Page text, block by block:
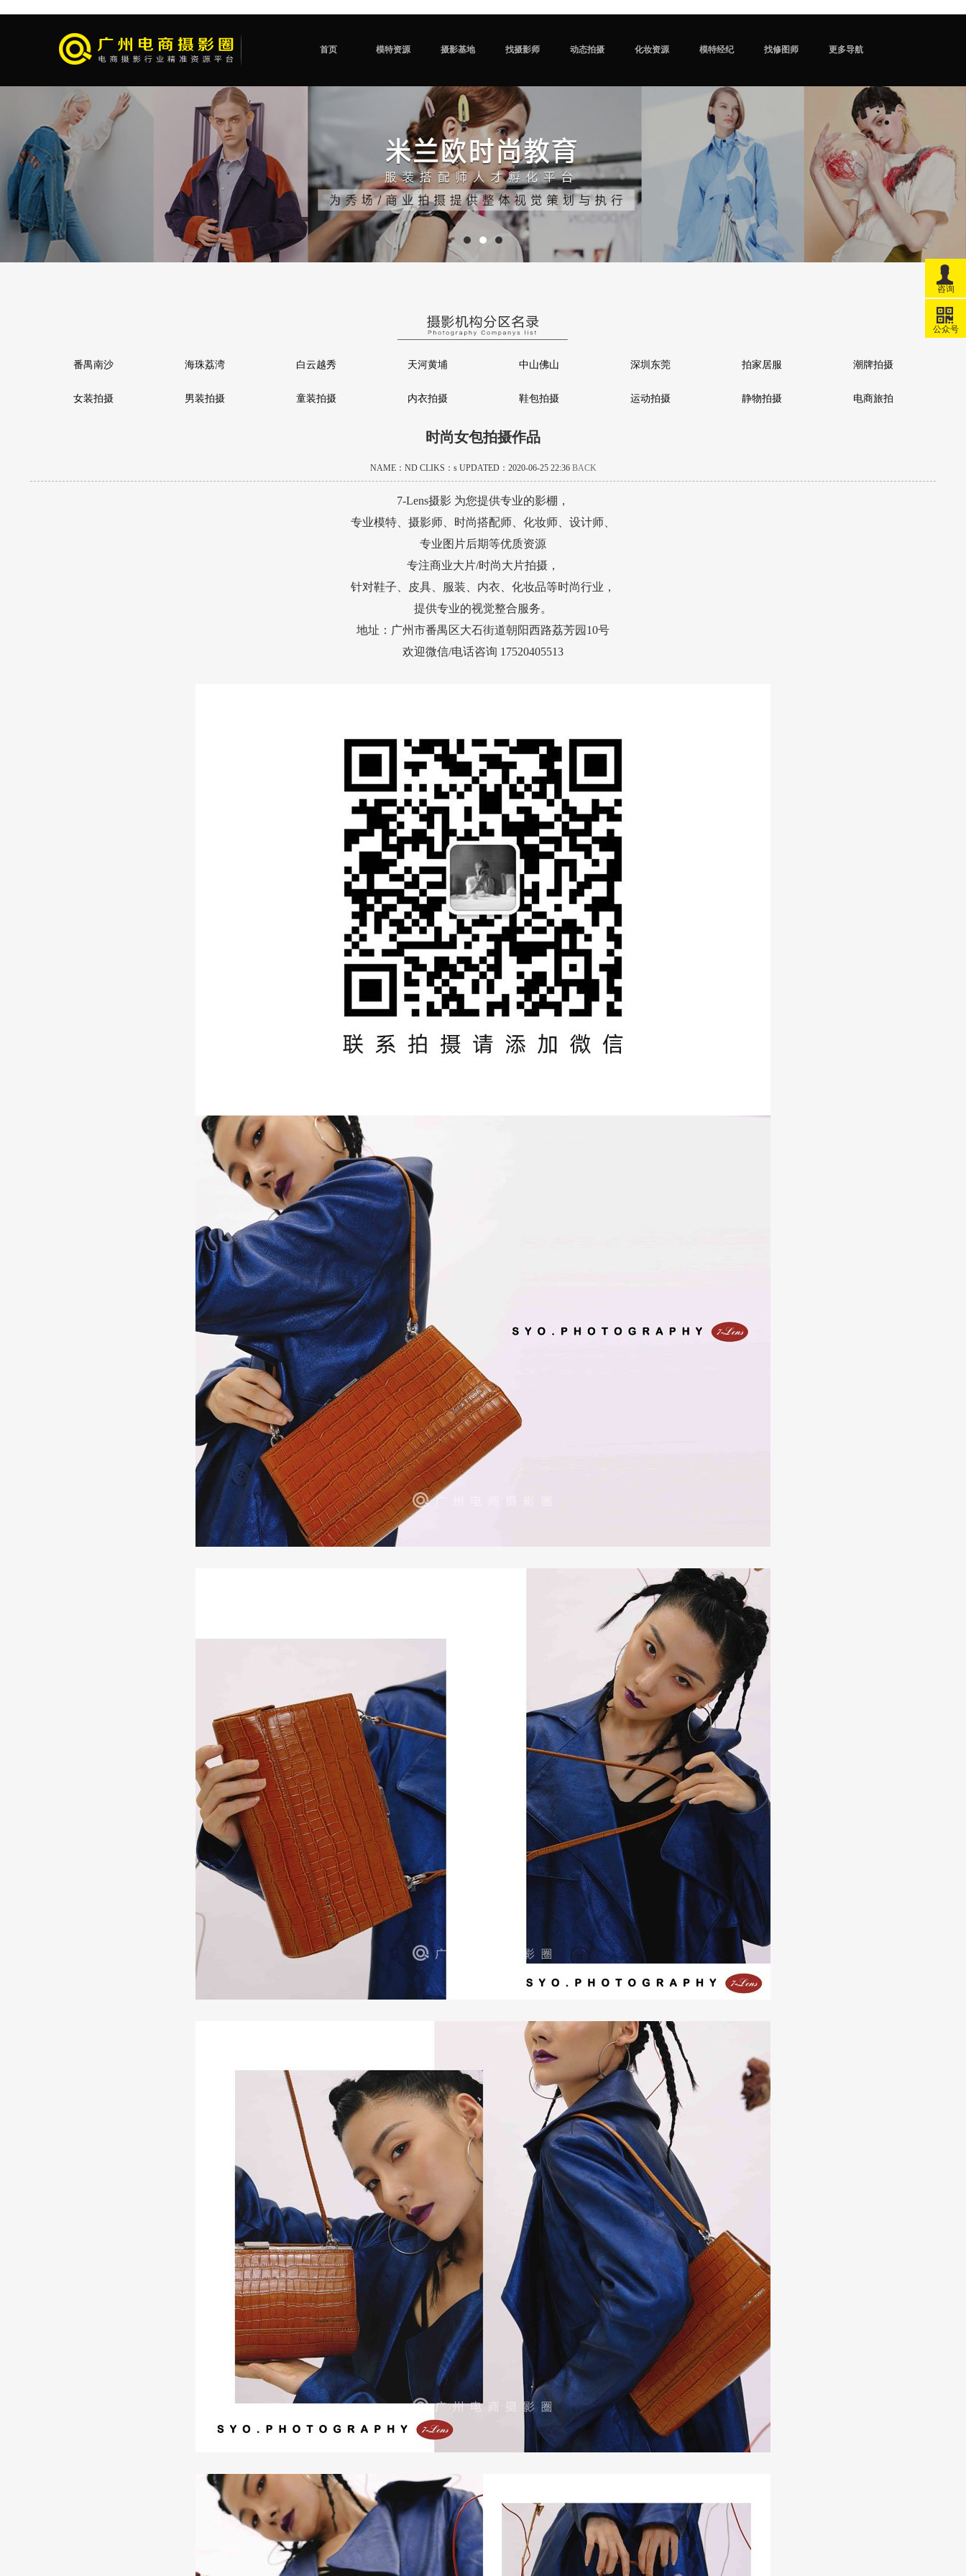
首页 模特资源 摄影基地 找摄影师 动态拍摄 化妆资源 模特经纪 找修图师 更多导航
番禺南沙 海珠荔湾 白云越秀 天河黄埔 中山佛山 深圳东莞 拍家居服 潮牌拍摄
女装拍摄 男装拍摄 童装拍摄 内衣拍摄 鞋包拍摄 运动拍摄 静物拍摄 电商旅拍
时尚女包拍摄作品
NAME：ND CLIKS： s UPDATED：2020-06-25 22:36 BACK
7-Lens摄影 为您提供专业的影棚，
专业模特、摄影师、时尚搭配师、化妆师、设计师、
专业图片后期等优质资源
专注商业大片/时尚大片拍摄，
针对鞋子、皮具、服装、内衣、化妆品等时尚行业，
提供专业的视觉整合服务。
地址：广州市番禺区大石街道朝阳西路荔芳园10号
欢迎微信/电话咨询 17520405513
咨询
公众号